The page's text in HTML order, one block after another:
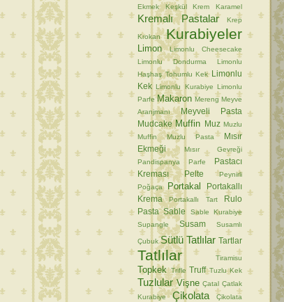
Ekmek
Keşkül Krem Karamel
Kremalı Pastalar Krep
Krokan Kurabiyeler
Limon
Limonlu Cheesecake
Limonlu Dondurma
Limonlu
Haşhaş Tohumlu Kek
Limonlu
Kek Limonlu Kurabiye Limonlu
Parfe Makaron Mereng Meyve
Aranjmanı
Meyveli Pasta
Mudcake Muffin Muz Muzlu
Muffin
Muzlu Pasta
Mısır
Ekmeği
Mısır Gevreği
Pandispanya
Parfe
Pastacı
Kreması
Pelte
Peynirli
Poğaça
Portakal
Portakallı
Krema
Portakallı Tart
Rulo
Pasta Sable
Sable Kurabiye
Supangle
Susam Susamlı
Çubuk Sütlü Tatlılar Tartlar
Tatlılar Tiramisu
Topkek Trifle Truff Tuzlu Kek
Tuzlular Vişne Çatal Çatlak
Kurabiye
Çikolata
Çikolata